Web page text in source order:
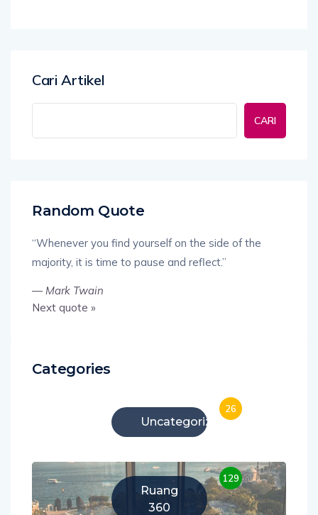
Cari Artikel
CARI
Random Quote
“Whenever you find yourself on the side of the
majority, it is time to pause and reflect.”
—Mark Twain
Next quote »
Categories
Uncategorized
26
Ruang
360
129